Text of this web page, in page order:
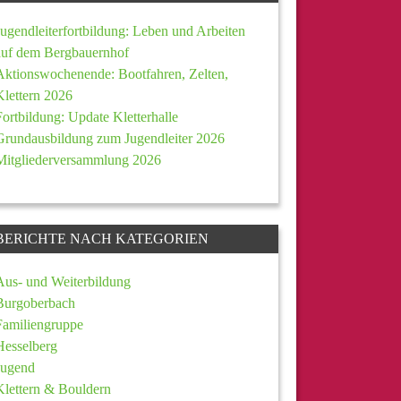
Leben und Arbeiten
dem Bergbauernhof
Bootfahren, Zelten,
2026
Update Kletterhalle
zum Jugendleiter 2026
2026
NACH KATEGORIEN
und Weiterbildung
& Bouldern